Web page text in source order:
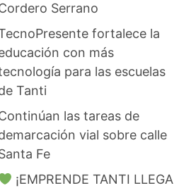
Serrano
fortalece la
con más
para las escuelas
Tanti
las tareas de
vial sobre calle
Fe
¡EMPRENDE TANTI LLEGA